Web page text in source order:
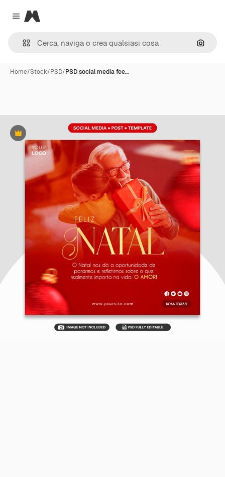
Close menu
Magnific
Cerca
Home/Stock/PSD/PSD social media fee…
Premium